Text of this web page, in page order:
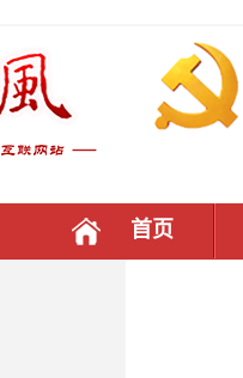
首页